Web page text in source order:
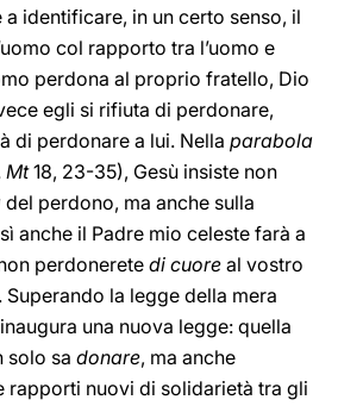
identificare, in un certo senso, il
col rapporto tra l’uomo e
perdona al proprio fratello, Dio
egli si rifiuta di perdonare,
di perdonare a lui. Nella parabola
Mt18, 23-35), Gesù insiste non
del perdono, ma anche sulla
anche il Padre mio celeste farà a
perdonerete di cuore al vostro
Superando la legge della mera
una nuova legge: quella
solo sa donare, ma anche
rapporti nuovi di solidarietà tra gli